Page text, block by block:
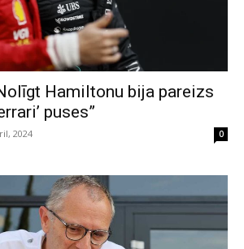
Hamiltonu bija pareizs
puses”
2024 0